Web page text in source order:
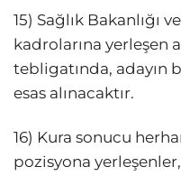
15) Sağlık Bakanlığı
kadrolarına yerleşen
tebligatında, adayın
esas alınacaktır.
16) Kura sonucu
pozisyona